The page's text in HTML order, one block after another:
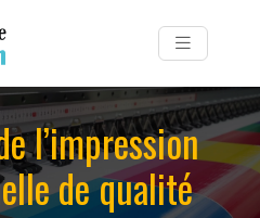
l’impression
de qualité